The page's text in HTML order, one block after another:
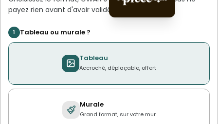
payez rien avant d'avoir validé le devis.
1 Tableau ou murale ?
Tableau
Accroché, déplaçable, offert
Murale
Grand format, sur votre mur